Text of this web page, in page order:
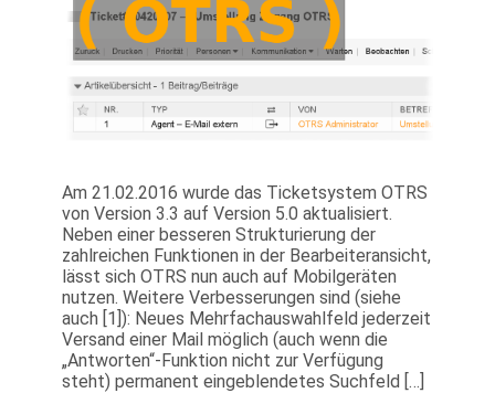
Am 21.02.2016 wurde das Ticketsystem OTRS
von Version 3.3 auf Version 5.0 aktualisiert.
Neben einer besseren Strukturierung der
zahlreichen Funktionen in der Bearbeiteransicht,
lässt sich OTRS nun auch auf Mobilgeräten
nutzen. Weitere Verbesserungen sind (siehe
auch [1]): Neues Mehrfachauswahlfeld jederzeit
Versand einer Mail möglich (auch wenn die
„Antworten“-Funktion nicht zur Verfügung
steht) permanent eingeblendetes Suchfeld […]